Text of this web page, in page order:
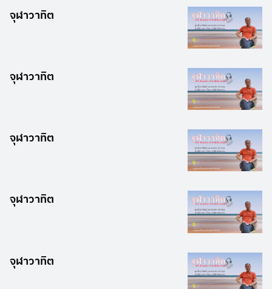
จุฬาวาทิต
จุฬาวาทิต
จุฬาวาทิต
จุฬาวาทิต
จุฬาวาทิต